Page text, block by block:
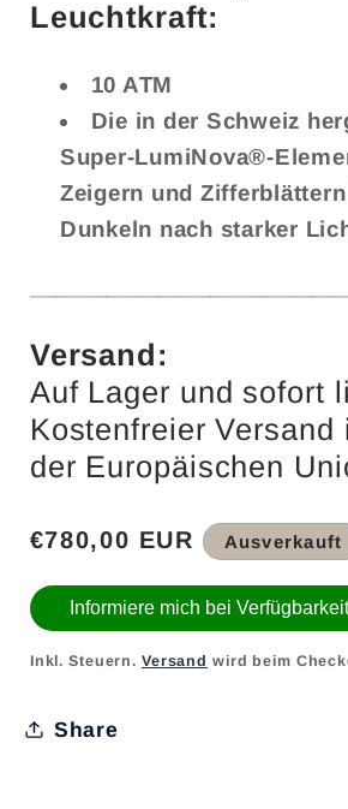
Leuchtkraft:
10 ATM
Die in der Schweiz
Super-LumiNova®-
Zeigern und
Dunkeln nach starker
Versand:
Auf Lager und sofort
Kostenfreier Versand
der Europäischen
Normaler
€780,00 EUR Ausverkauft
Informiere mich bei Verfügbarkeit
Inkl. Steuern. Versand wird beim
Share